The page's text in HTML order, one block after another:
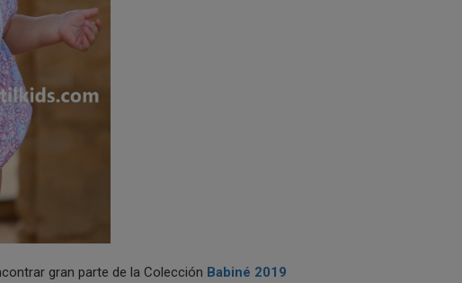
gran parte de la Colección Babiné 2019